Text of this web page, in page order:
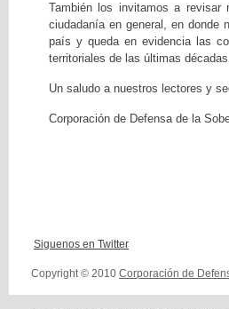
También los invitamos a
ciudadanía en general, en donde
país y queda en evidencia las
territoriales de las últimas
Un saludo a nuestros lectores y
Corporación de Defensa de la
Siguenos en Twitter
Copyright © 2010 Corporación de